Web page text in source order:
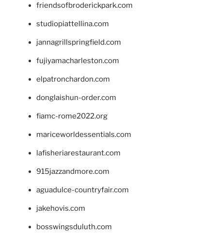
friendsofbroderickpark.com
studiopiattellina.com
jannagrillspringfield.com
fujiyamacharleston.com
elpatronchardon.com
donglaishun-order.com
fiamc-rome2022.org
mariceworldessentials.com
lafisheriarestaurant.com
915jazzandmore.com
aguadulce-countryfair.com
jakehovis.com
bosswingsduluth.com